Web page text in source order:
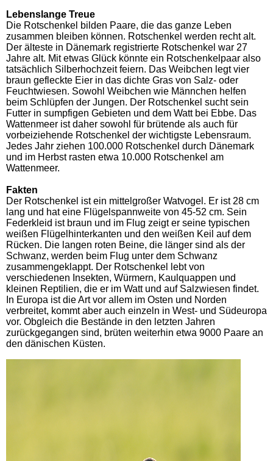
Lebenslange Treue
Die Rotschenkel bilden Paare, die das ganze Leben
zusammen bleiben können. Rotschenkel werden recht alt.
Der älteste in Dänemark registrierte Rotschenkel war 27
Jahre alt. Mit etwas Glück könnte ein Rotschenkelpaar also
tatsächlich Silberhochzeit feiern. Das Weibchen legt vier
braun gefleckte Eier in das dichte Gras von Salz- oder
Feuchtwiesen. Sowohl Weibchen wie Männchen helfen
beim Schlüpfen der Jungen. Der Rotschenkel sucht sein
Futter in sumpfigen Gebieten und dem Watt bei Ebbe. Das
Wattenmeer ist daher sowohl für brütende als auch für
vorbeiziehende Rotschenkel der wichtigste Lebensraum.
Jedes Jahr ziehen 100.000 Rotschenkel durch Dänemark
und im Herbst rasten etwa 10.000 Rotschenkel am
Wattenmeer.
Fakten
Der Rotschenkel ist ein mittelgroßer Watvogel. Er ist 28 cm
lang und hat eine Flügelspannweite von 45-52 cm. Sein
Federkleid ist braun und im Flug zeigt er seine typischen
weißen Flügelhinterkanten und den weißen Keil auf dem
Rücken. Die langen roten Beine, die länger sind als der
Schwanz, werden beim Flug unter dem Schwanz
zusammengeklappt. Der Rotschenkel lebt von
verschiedenen Insekten, Würmern, Kaulquappen und
kleinen Reptilien, die er im Watt und auf Salzwiesen findet.
In Europa ist die Art vor allem im Osten und Norden
verbreitet, kommt aber auch einzeln in West- und Südeuropa
vor. Obgleich die Bestände in den letzten Jahren
zurückgegangen sind, brüten weiterhin etwa 9000 Paare an
den dänischen Küsten.